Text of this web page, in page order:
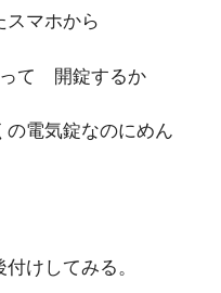
スマホから
て 開錠するか
電気錠なのにめん
けしてみる。